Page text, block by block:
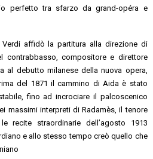
perfetto tra sfarzo da grand-opéra e
Verdi affidò la partitura alla direzione di
contrabbasso, compositore e direttore
al debutto milanese della nuova opera,
del 1871 il cammino di Aida è stato
fino ad incrociare il palcoscenico
massimi interpreti di Radamès, il tenore
recite straordinarie dell’agosto 1913
e allo stesso tempo creò quello che